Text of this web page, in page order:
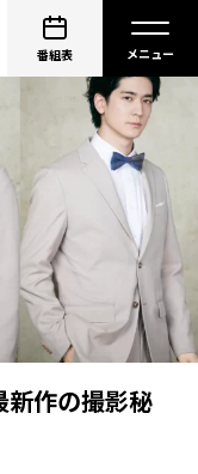
番組表
作の撮影秘